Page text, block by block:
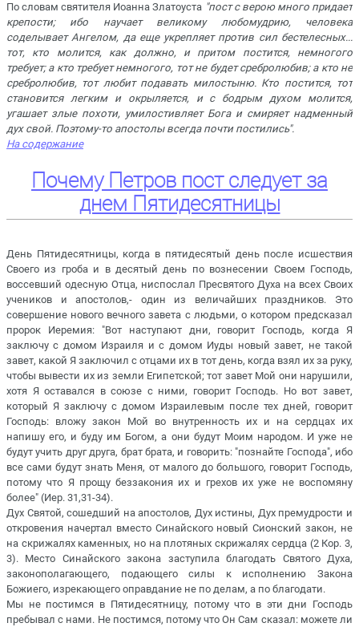
По словам святителя Иоанна Златоуста "пост с верою много придает
крепости; ибо научает великому любомудрию, человека
соделывает Ангелом, да еще укрепляет против сил бестелесных...
тот, кто молится, как должно, и притом постится, немногого
требует; а кто требует немногого, тот не будет сребролюбив; а кто не
сребролюбив, тот любит подавать милостыню. Кто постится, тот
становится легким и окрыляется, и с бодрым духом молится,
угашает злые похоти, умилостивляет Бога и смиряет надменный
дух свой. Поэтому-то апостолы всегда почти постились".
На содержание
Почему Петров пост следует за
днем Пятидесятницы
День Пятидесятницы, когда в пятидесятый день после исшествия
Своего из гроба и в десятый день по вознесении Своем Господь,
воссевший одесную Отца, ниспослал Пресвятого Духа на всех Своих
учеников и апостолов,- один из величайших праздников. Это
совершение нового вечного завета с людьми, о котором предсказал
пророк Иеремия: "Вот наступают дни, говорит Господь, когда Я
заключу с домом Израиля и с домом Иуды новый завет, не такой
завет, какой Я заключил с отцами их в тот день, когда взял их за руку,
чтобы вывести их из земли Египетской; тот завет Мой они нарушили,
хотя Я оставался в союзе с ними, говорит Господь. Но вот завет,
который Я заключу с домом Израилевым после тех дней, говорит
Господь: вложу закон Мой во внутренность их и на сердцах их
напишу его, и буду им Богом, а они будут Моим народом. И уже не
будут учить друг друга, брат брата, и говорить: "познайте Господа", ибо
все сами будут знать Меня, от малого до большого, говорит Господь,
потому что Я прощу беззакония их и грехов их уже не воспомяну
более" (Иер. 31,31-34).
Дух Святой, сошедший на апостолов, Дух истины, Дух премудрости и
откровения начертал вместо Синайского новый Сионский закон, не
на скрижалях каменных, но на плотяных скрижалях сердца (2 Кор. 3,
3). Место Синайского закона заступила благодать Святого Духа,
законополагающего, подающего силы к исполнению Закона
Божиего, изрекающего оправдание не по делам, а по благодати.
Мы не постимся в Пятидесятницу, потому что в эти дни Господь
пребывал с нами. Не постимся, потому что Он Сам сказал: можете ли